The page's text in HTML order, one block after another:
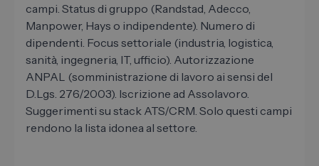
campi. Status di gruppo (Randstad, Adecco,
Manpower, Hays o indipendente). Numero di
dipendenti. Focus settoriale (industria, logistica,
sanità, ingegneria, IT, ufficio). Autorizzazione
ANPAL (somministrazione di lavoro ai sensi del
D.Lgs. 276/2003). Iscrizione ad Assolavoro.
Suggerimenti su stack ATS/CRM. Solo questi campi
rendono la lista idonea al settore.